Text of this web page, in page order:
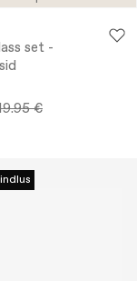
set -
€